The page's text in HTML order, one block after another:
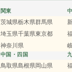
関東
茨城県栃木県群馬県
埼玉県千葉県東京都
神奈川県
中国・四国
鳥取県島根県岡山県